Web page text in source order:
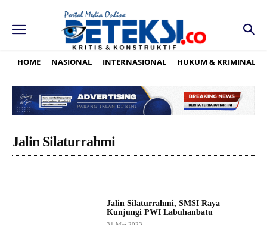
HOME NASIONAL INTERNASIONAL HUKUM & KRIMINAL
Jalin Silaturrahmi
Jalin Silaturrahmi, SMSI Raya
Kunjungi PWI Labuhanbatu